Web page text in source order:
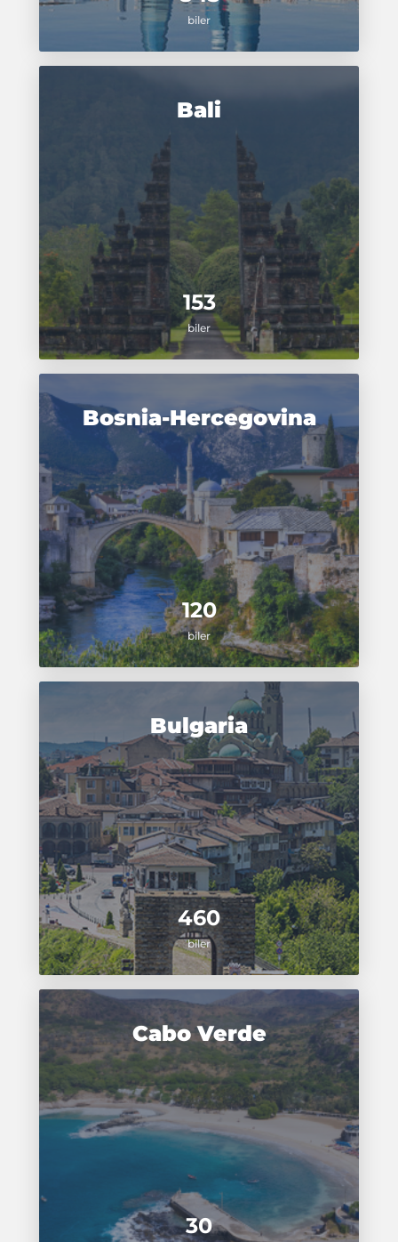
biler
153
biler
Bali
120
biler
Bosnia-Hercegovina
460
biler
Bulgaria
30
Cabo Verde